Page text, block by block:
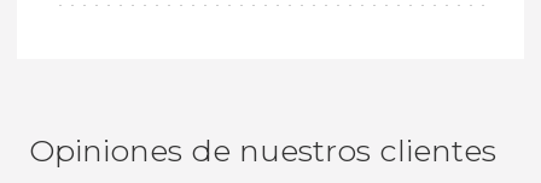
Opiniones de nuestros clientes